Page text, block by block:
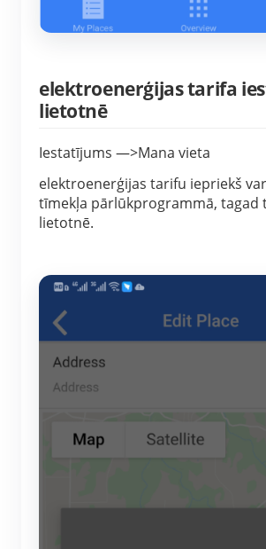
elektroenerģijas tarifa
lietotnē
Iestatījums —>Mana vieta
elektroenerģijas tarifu iepriekš
tīmekļa pārlūkprogrammā, tagad
lietotnē.